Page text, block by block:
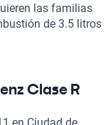
las familias
de 3.5 litros
máxima de 268
de 230
vehículo, que
asientos de cuero
Clase R